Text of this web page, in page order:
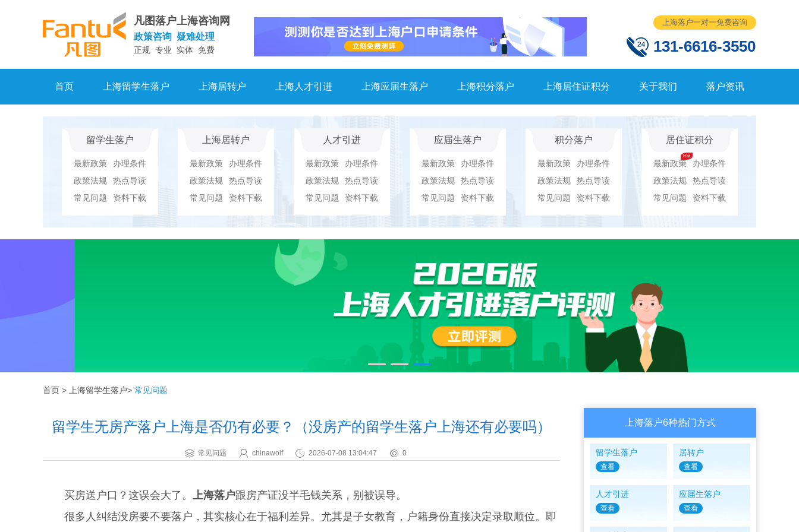
凡图落户上海咨询网
政策咨询 疑难处理
正规 专业 实体 免费
上海落户一对一免费咨询
131-6616-3550
首页 上海留学生落户 上海居转户 上海人才引进 上海应届生落户 上海积分落户 上海居住证积分 关于我们 落户资讯
留学生落户
最新政策
办理条件
政策法规
热点导读
常见问题
资料下载
上海居转户
最新政策
办理条件
政策法规
热点导读
常见问题
资料下载
人才引进
最新政策
办理条件
政策法规
热点导读
常见问题
资料下载
应届生落户
最新政策
办理条件
政策法规
热点导读
常见问题
资料下载
积分落户
最新政策
办理条件
政策法规
热点导读
常见问题
资料下载
居住证积分
最新政策
办理条件
政策法规
热点导读
常见问题
资料下载
首页 > 上海留学生落户> 常见问题
留学生无房产落户上海是否仍有必要？（没房产的留学生落户上海还有必要吗）
常见问题 chinawolf 2026-07-08 13:04:47 0
买房送户口？这误会大了。 上海落户跟房产证没半毛钱关系，别被误导。
很多人纠结没房要不要落户，其实核心在于福利差异。尤其是子女教育，户籍身份直接决定录取顺位。即
上海落户6种热门方式
留学生落户
查看
居转户
查看
人才引进
查看
应届生落户
查看